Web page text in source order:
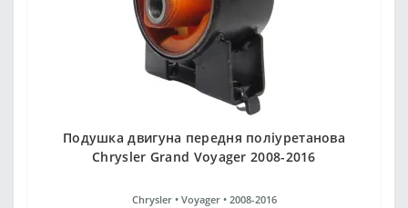
Подушка двигуна передня поліуретанова
Chrysler Grand Voyager 2008-2016
Chrysler • Voyager • 2008-2016